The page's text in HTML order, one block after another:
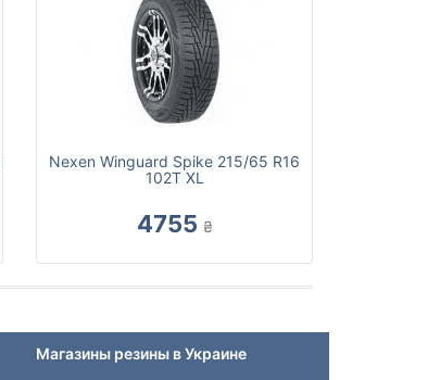
Nexen Winguard Spike 215/65 R16
102T XL
4755 ₴
Магазины резины в Украине